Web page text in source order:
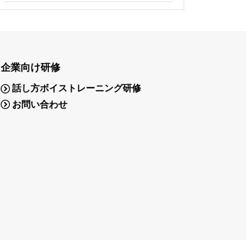
企業向け研修
話し方ボイストレーニング研修
お問い合わせ